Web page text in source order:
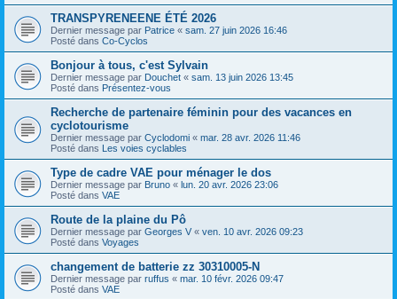
TRANSPYRENEENE ÉTÉ 2026
Dernier message par Patrice « sam. 27 juin 2026 16:46
Posté dans Co-Cyclos
Bonjour à tous, c'est Sylvain
Dernier message par Douchet « sam. 13 juin 2026 13:45
Posté dans Présentez-vous
Recherche de partenaire féminin pour des vacances en
cyclotourisme
Dernier message par Cyclodomi « mar. 28 avr. 2026 11:46
Posté dans Les voies cyclables
Type de cadre VAE pour ménager le dos
Dernier message par Bruno « lun. 20 avr. 2026 23:06
Posté dans VAE
Route de la plaine du Pô
Dernier message par Georges V « ven. 10 avr. 2026 09:23
Posté dans Voyages
changement de batterie zz 30310005-N
Dernier message par ruffus « mar. 10 févr. 2026 09:47
Posté dans VAE